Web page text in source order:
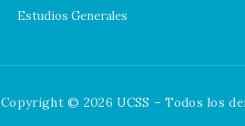
Estudios Generales
Copyright © 2026 UCSS – Todos los